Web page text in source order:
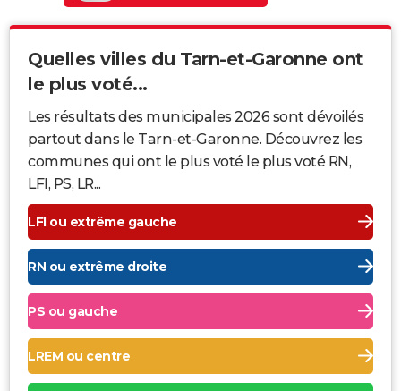
Quelles villes du Tarn-et-Garonne ont
le plus voté...
Les résultats des municipales 2026 sont dévoilés
partout dans le Tarn-et-Garonne. Découvrez les
communes qui ont le plus voté le plus voté RN,
LFI, PS, LR...
LFI ou extrême gauche
RN ou extrême droite
PS ou gauche
LREM ou centre